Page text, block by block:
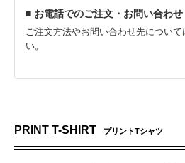
■ お電話でのご注文・お問い合わせ
ご注文方法やお問い合わせ先について
い。
PRINT T-SHIRT プリントTシャツ